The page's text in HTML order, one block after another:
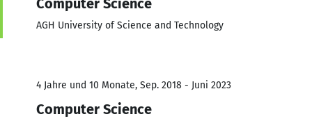
AGH University of Science and Technology
4 Jahre und 10 Monate, Sep. 2018 - Juni 2023
Computer Science